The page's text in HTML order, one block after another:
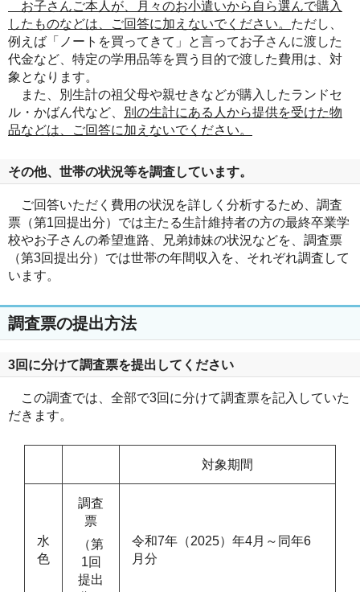
お子さんご本人が、月々のお小遣いから自ら選んで購入
したものなどは、ご回答に加えないでください。 ただし、
例えば「ノートを買ってきて」と言ってお子さんに渡した
代金など、特定の学用品等を買う目的で渡した費用は、対
象となります。
また、別生計の祖父母や親せきなどが購入したランドセ
ル・かばん代など、
別の生計にある人から提供を受けた物
品などは、ご回答に加えないでください。
その他、世帯の状況等を調査しています。
ご回答いただく費用の状況を詳しく分析するため、調査
票（第1回提出分）では主たる生計維持者の方の最終卒業学
校やお子さんの希望進路、兄弟姉妹の状況などを、調査票
（第3回提出分）では世帯の年間収入を、それぞれ調査して
います。
調査票の提出方法
3回に分けて調査票を提出してください
この調査では、全部で3回に分けて調査票を記入していた
だきます。
対象期間
水
色
調査
票
（第
1回
提出
令和7年（2025）年4月～同年6
月分